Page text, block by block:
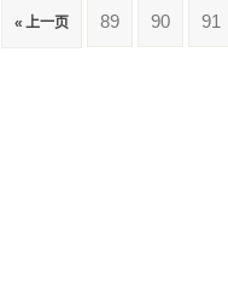
« 上一页 89 90 91